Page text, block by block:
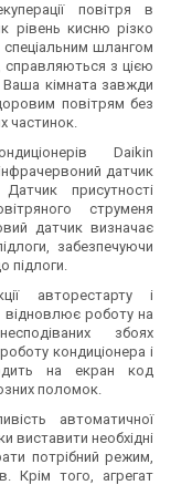
повітря в
рівень кисню різко
спеціальним шлангом
справляються з цією
кімната завжди
повітрям без
частинок.
Daikin
датчик
присутності
струменя
датчик визначає
забезпечуючи
підлоги.
авторестарту і
роботу на
збоях
кондиціонера і
на екран код
поломок.
автоматичної
виставити необхідні
потрібний режим,
Крім того, агрегат